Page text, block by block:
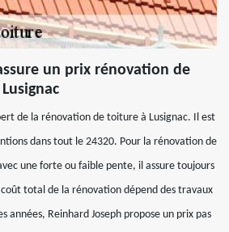
un prix rénovation de
de la rénovation de toiture à Lusignac. Il est
dans tout le 24320. Pour la rénovation de
une forte ou faible pente, il assure toujours
total de la rénovation dépend des travaux
années, Reinhard Joseph propose un prix pas